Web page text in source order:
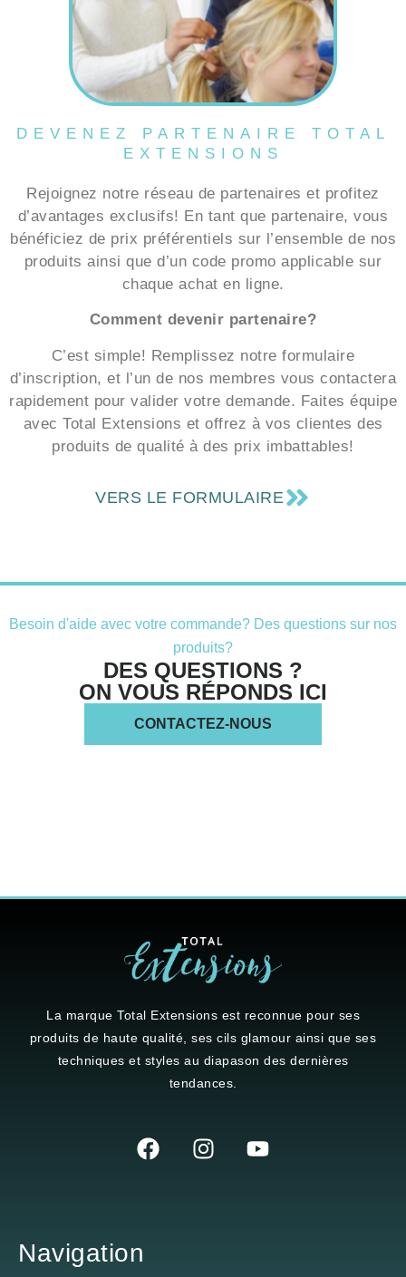
DEVENEZ PARTENAIRE TOTAL
EXTENSIONS
Rejoignez notre réseau de partenaires et profitez
d’avantages exclusifs! En tant que partenaire, vous
bénéficiez de prix préférentiels sur l’ensemble de nos
produits ainsi que d’un code promo applicable sur
chaque achat en ligne.
Comment devenir partenaire?
C’est simple! Remplissez notre formulaire
d’inscription, et l’un de nos membres vous contactera
rapidement pour valider votre demande. Faites équipe
avec Total Extensions et offrez à vos clientes des
produits de qualité à des prix imbattables!
VERS LE FORMULAIRE
Besoin d'aide avec votre commande? Des questions sur nos
produits?
DES QUESTIONS ?
ON VOUS RÉPONDS ICI
CONTACTEZ-NOUS
La marque Total Extensions est reconnue pour ses
produits de haute qualité, ses cils glamour ainsi que ses
techniques et styles au diapason des dernières
tendances.
Navigation